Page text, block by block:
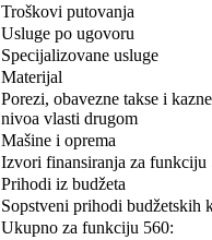
Troškovi putovanja
Usluge po ugovoru
Specijalizovane usluge
Materijal
Porezi, obavezne takse i
nivoa vlasti drugom
Mašine i oprema
Izvori finansiranja za funkciju
Prihodi iz budžeta
Sopstveni prihodi budžetskih
Ukupno za funkciju 560: